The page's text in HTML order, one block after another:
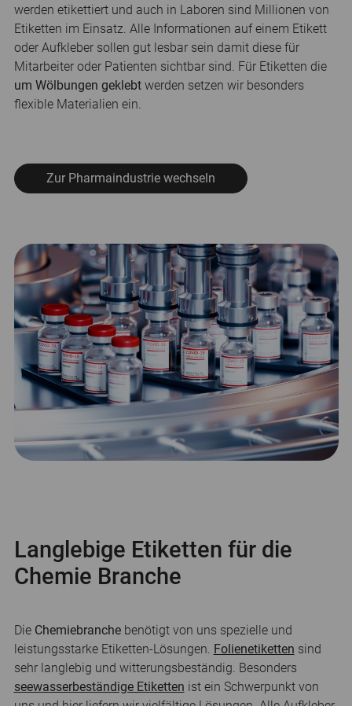
werden etikettiert und auch in Laboren sind Millionen von
Etiketten im Einsatz. Alle Informationen auf einem Etikett
oder Aufkleber sollen gut lesbar sein damit diese für
Mitarbeiter oder Patienten sichtbar sind. Für Etiketten die
um Wölbungen geklebtwerden setzen wir besonders
flexible Materialien ein.
Zur Pharmaindustrie wechseln
Langlebige Etiketten für die
Chemie Branche
DieChemiebranchebenötigt von uns spezielle und
leistungsstarke Etiketten-Lösungen. Folienetiketten sind
sehr langlebig und witterungsbeständig. Besonders
seewasserbeständige Etiketten ist ein Schwerpunkt von